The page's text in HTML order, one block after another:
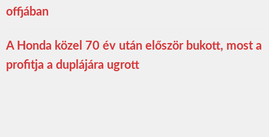
offjában
A Honda közel 70 év után először bukott, most a
profitja a duplájára ugrott